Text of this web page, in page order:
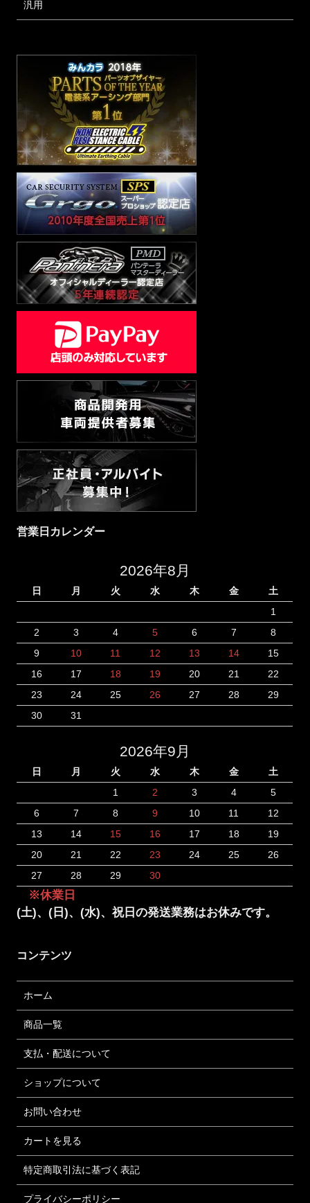
汎用
営業日カレンダー
2026年8月
日 月 火 水 木 金
土
1
2
3 4 5 6 7
8
9
10 11 12 13 14
15
16
17 18 19 20 21
22
23
24 25 26 27 28
29
30
31
2026年9月
日 月 火 水 木 金
土
1
2 3 4
5
6
7 8 9 10 11
12
13
14 15 16 17 18
19
20
21 22 23 24 25
26
27
28 29 30
※休業日
(土)、(日)、(水)、祝日の発送業務はお休みです。
コンテンツ
ホーム
商品一覧
支払・配送について
ショップについて
お問い合わせ
カートを見る
特定商取引法に基づく表記
プライバシーポリシー